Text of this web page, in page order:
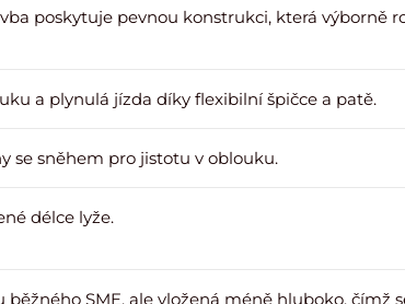
poskytuje pevnou konstrukci, která výborně
a plynulá jízda díky flexibilní špičce a patě.
se sněhem pro jistotu v oblouku.
délce lyže.
běžného SME, ale vložená méně hluboko, čímž